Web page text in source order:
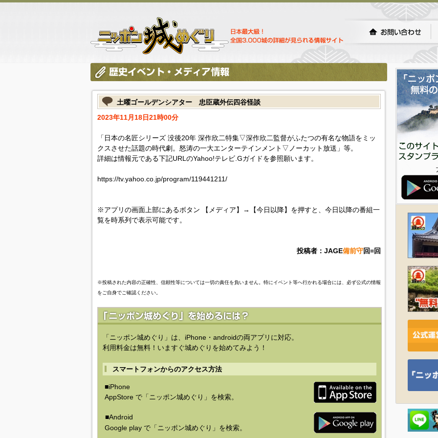
土曜ゴールデンシアター 忠臣蔵外伝四谷怪談
2023年11月18日21時00分
「日本の名匠シリーズ 没後20年 深作欣二特集▽深作欣二監督がふたつの有名な物語をミッ
クスさせた話題の時代劇。怒涛の一大エンターテインメント▽ノーカット放送」等。
詳細は情報元である下記URLのYahoo!テレビ.Gガイドを参照願います。
https://tv.yahoo.co.jp/program/119441211/
※アプリの画面上部にあるボタン 【メディア】→【今日以降】を押すと、今日以降の番組一
覧を時系列で表示可能です。
投稿者：JAGE備前守回=回
※投稿された内容の正確性、信頼性等については一切の責任を負いません。特にイベント等へ行かれる場合には、必ず公式の情報
をご自身でご確認ください。
「ニッポン城めぐり」は、iPhone・androidの両アプリに対応。
利用料金は無料！いますぐ城めぐりを始めてみよう！
スマートフォンからのアクセス方法
■iPhone
AppStore で「ニッポン城めぐり」を検索。
■Android
Google play で「ニッポン城めぐり」を検索。